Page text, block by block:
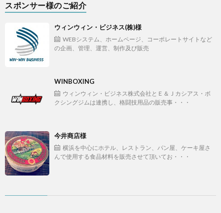
スポンサー様のご紹介
ウィンウィン・ビジネス(株)様
WEBシステム、ホームページ、コーポレートサイトなど
の企画、管理、運営、制作及び販売
WINBOXING
ウィンウィン・ビジネス株式会社とＥ＆Ｊカシアス・ボ
クシングジムは連携し、格闘技用品の販売事・・・
今井商店様
横浜を中心にホテル、レストラン、パン屋、ケーキ屋さ
んで使用する食品材料を販売させて頂いてお・・・